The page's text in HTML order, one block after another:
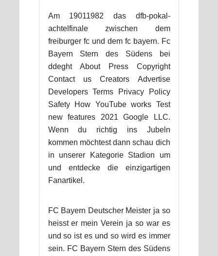
Am 19011982 das dfb-pokal-
achtelfinale zwischen dem
freiburger fc und dem fc bayern. Fc
Bayern Stern des Südens bei
ddeght About Press Copyright
Contact us Creators Advertise
Developers Terms Privacy Policy
Safety How YouTube works Test
new features 2021 Google LLC.
Wenn du richtig ins Jubeln
kommen möchtest dann schau dich
in unserer Kategorie Stadion um
und entdecke die einzigartigen
Fanartikel.
FC Bayern Deutscher Meister ja so
heisst er mein Verein ja so war es
und so ist es und so wird es immer
sein. FC Bayern Stern des Südens